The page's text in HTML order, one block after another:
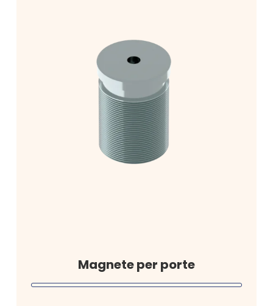
Magnete per porte